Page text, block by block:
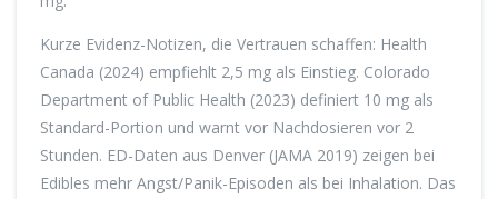
Kurze Evidenz-Notizen, die Vertrauen schaffen: Health
Canada (2024) empfiehlt 2,5 mg als Einstieg. Colorado
Department of Public Health (2023) definiert 10 mg als
Standard-Portion und warnt vor Nachdosieren vor 2
Stunden. ED-Daten aus Denver (JAMA 2019) zeigen bei
Edibles mehr Angst/Panik-Episoden als bei Inhalation. Das